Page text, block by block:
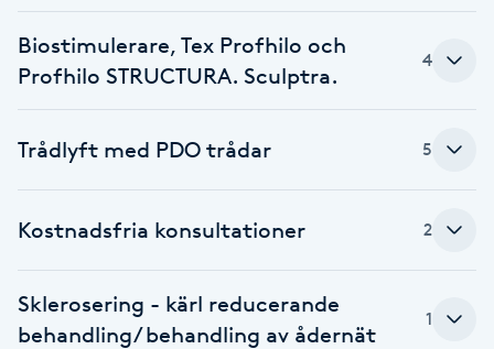
Gel naglar
Gelenaglar
Gravidmassage
Biostimulerare, Tex Profhilo och
Profhilo STRUCTURA. Sculptra.
4
Trådlyft med PDO trådar 5
Kostnadsfria konsultationer 2
Sklerosering - kärl reducerande
behandling/ behandling av ådernät
1